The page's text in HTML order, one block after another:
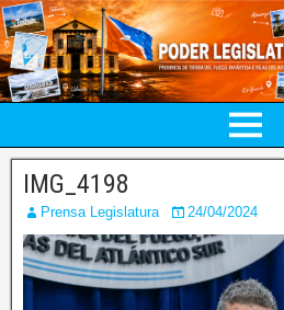
IMG_4198
Prensa Legislatura 24/04/2024